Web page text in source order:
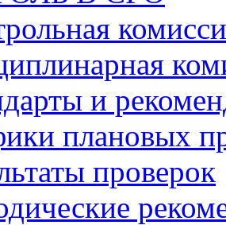
и
плановых
проверок